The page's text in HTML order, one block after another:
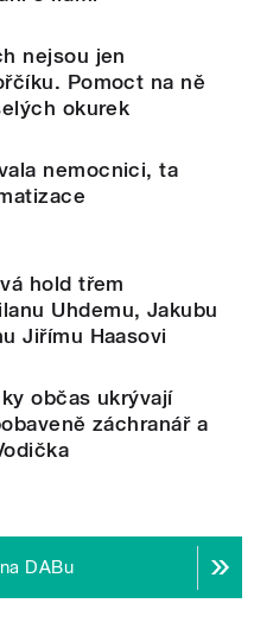
nejsou jen
Pomoct na ně
okurek
nemocnici, ta
hold třem
Uhdemu, Jakubu
Jiřímu Haasovi
občas ukrývají
záchranář a
DABu